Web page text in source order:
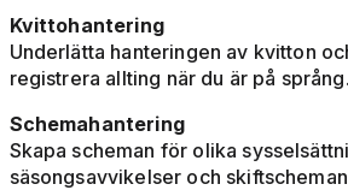
Kvittohantering
Underlätta hanteringen av kvitton
registrera allting när du är på språng.
Schemahantering
Skapa scheman för olika
säsongsavvikelser och